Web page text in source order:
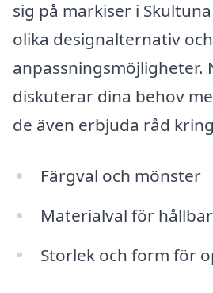
sig på markiser i
olika designalternativ och
anpassningsmöjligheter.
diskuterar dina behov
de även erbjuda råd
Färgval och mönster
Materialval för
Storlek och form för